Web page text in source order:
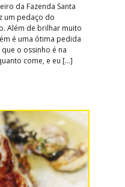
da Fazenda Santa
um pedaço do
Além de brilhar muito
é uma ótima pedida
o ossinho é na
come, e eu […]